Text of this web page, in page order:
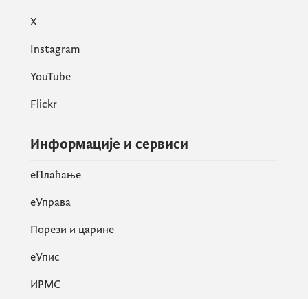
X
Instagram
YouTube
Flickr
Информације и сервиси
eПлаћање
еУправа
Порези и царине
eУпис
ИРМС